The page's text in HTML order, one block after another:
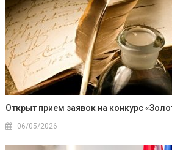
Открыт прием заявок на конкурс
06/05/2026